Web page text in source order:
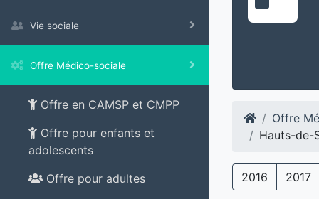
Vie sociale
Offre Médico-sociale
Offre en CAMSP et CMPP
Offre pour enfants et
adolescents
Offre pour adultes
Offre
Hauts-de-
2016 2017